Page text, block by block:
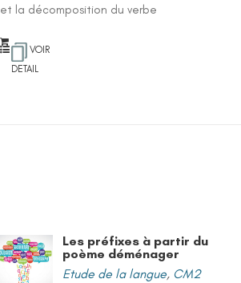
et la décomposition du verbe
VOIR
DETAIL
Les préfixes à partir du
poème déménager
Etude de la langue, CM2